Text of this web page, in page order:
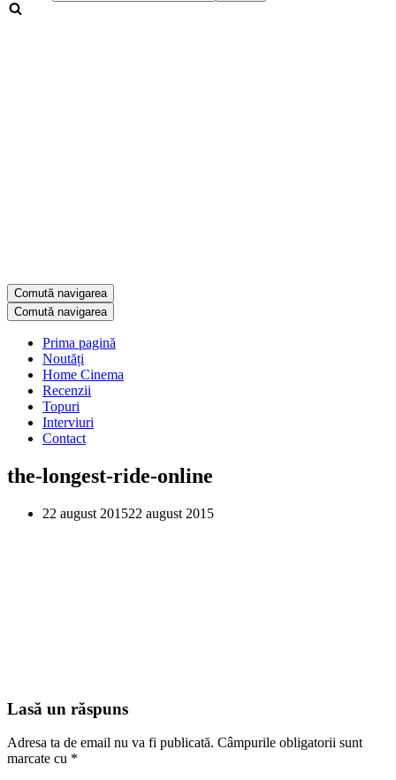
Comută navigarea
Comută navigarea
Prima pagină
Noutăți
Home Cinema
Recenzii
Topuri
Interviuri
Contact
the-longest-ride-online
22 august 201522 august 2015
Lasă un răspuns
Adresa ta de email nu va fi publicată. Câmpurile obligatorii sunt
marcate cu *